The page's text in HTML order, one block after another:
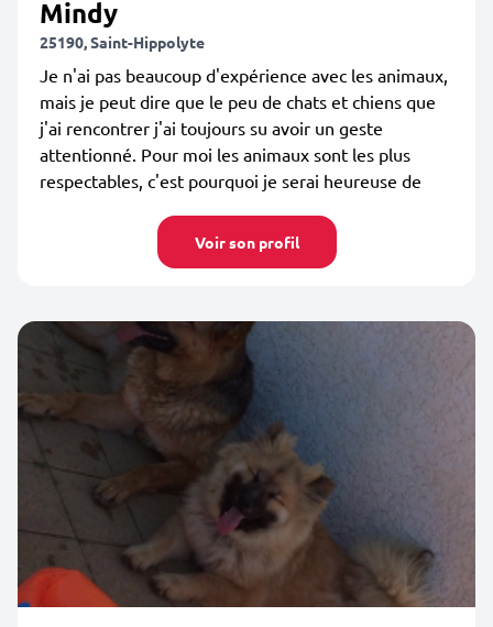
Mindy
25190, Saint-Hippolyte
Je n'ai pas beaucoup d'expérience avec les animaux,
mais je peut dire que le peu de chats et chiens que
j'ai rencontrer j'ai toujours su avoir un geste
attentionné. Pour moi les animaux sont les plus
respectables, c'est pourquoi je serai heureuse de
Voir son profil